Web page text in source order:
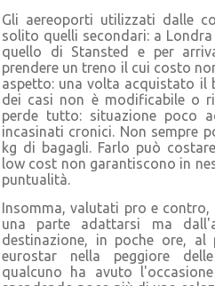
Gli aereoporti utilizzati dalle
solito quelli secondari: a
quello di Stansted e per
prendere un treno il cui costo
aspetto: una volta acquistato il
dei casi non è modificabile o
perde tutto: situazione poco
incasinati cronici. Non sempre
kg di bagagli. Farlo può
low cost non garantiscono in
puntualità.
Insomma, valutati pro e
una parte adattarsi ma
destinazione, in poche ore, al
eurostar nella peggiore
qualcuno ha avuto